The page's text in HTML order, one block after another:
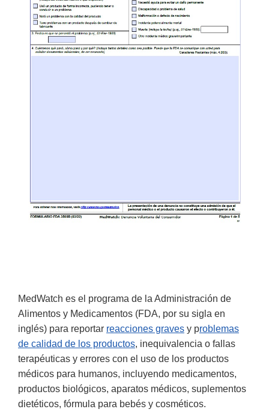
MedWatch es el programa de la Administración de
Alimentos y Medicamentos (FDA, por su sigla en
inglés) para reportar reacciones graves y problemas
de calidad de los productos, inequivalencia o fallas
terapéuticas y errores con el uso de los productos
médicos para humanos, incluyendo medicamentos,
productos biológicos, aparatos médicos, suplementos
dietéticos, fórmula para bebés y cosméticos.